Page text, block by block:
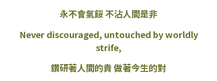
永不會氣餒 不沾人間是非
Never discouraged, untouched by worldly
strife,
鑽研著人間的貴 做著今生的對